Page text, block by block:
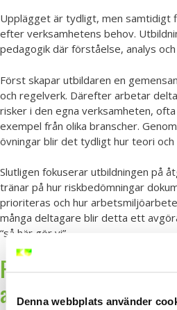
Denna webbplats använder
Upplägget är tydligt, men samtidigt
efter verksamhetens behov.
pedagogik där förståelse, analys
Först skapar utbildaren en
och regelverk. Därefter arbetar
risker i den egna verksamheten,
exempel från olika branscher.
övningar blir det tydligt hur teori och
Slutligen fokuserar utbildningen på
tränar på hur riskbedömningar
prioriteras och hur
många deltagare blir detta ett
“så här gör vi”.
Praktiska moment
arbetsmiljöarbetet